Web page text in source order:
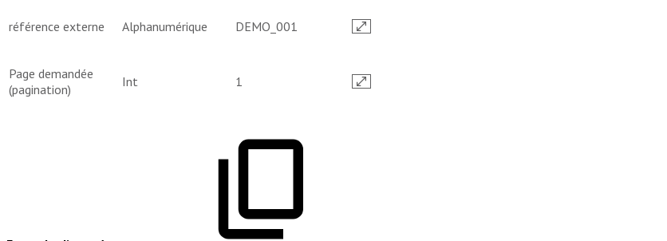
référence externe Alphanumérique DEMO_001
Page demandée
(pagination)
Int 1